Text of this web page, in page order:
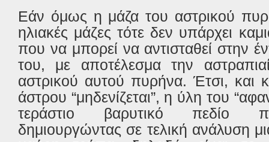
Εάν όμως η μάζα του αστρικού
ηλιακές μάζες τότε δεν υπάρχει
που να μπορεί να αντισταθεί στην
του, με αποτέλεσμα την
αστρικού αυτού πυρήνα. Έτσι, και
άστρου “μηδενίζεται”, η ύλη του
τεράστιο βαρυτικό πεδίο
δημιουργώντας σε τελική ανάλυση